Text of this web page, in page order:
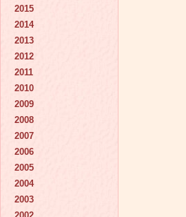
2015
2014
2013
2012
2011
2010
2009
2008
2007
2006
2005
2004
2003